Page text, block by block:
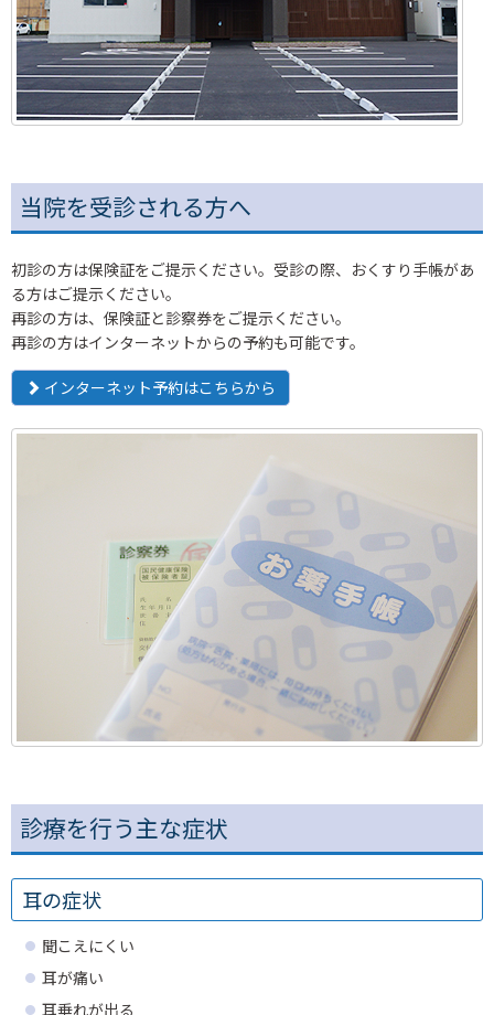
当院を受診される方へ
初診の方は保険証をご提示ください。受診の際、おくすり手帳があ
る方はご提示ください。
再診の方は、保険証と診察券をご提示ください。
再診の方はインターネットからの予約も可能です。
インターネット予約はこちらから
診療を行う主な症状
耳の症状
聞こえにくい
耳が痛い
耳垂れが出る